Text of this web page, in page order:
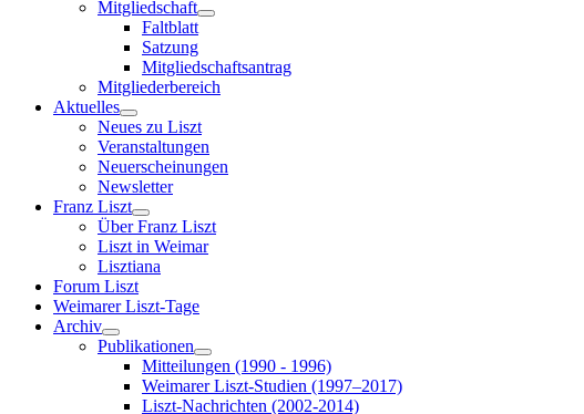
Mitgliedschaft
Faltblatt
Satzung
Mitgliedschaftsantrag
Mitgliederbereich
Aktuelles
Neues zu Liszt
Veranstaltungen
Neuerscheinungen
Newsletter
Franz Liszt
Über Franz Liszt
Liszt in Weimar
Lisztiana
Forum Liszt
Weimarer Liszt-Tage
Archiv
Publikationen
Mitteilungen (1990 - 1996)
Weimarer Liszt-Studien (1997–2017)
Liszt-Nachrichten (2002-2014)